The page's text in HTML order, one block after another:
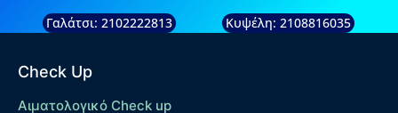
Γαλάτσι: 2102222813 Κυψέλη: 2108816035
Check Up
Αιματολογικό Check up